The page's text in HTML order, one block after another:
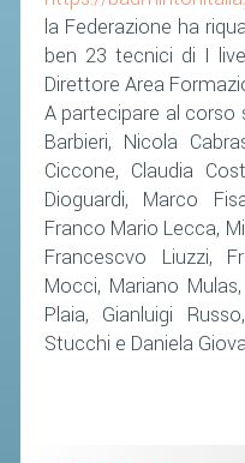
la Federazione ha
ben 23 tecnici di I
Direttore Area
A partecipare al corso
Barbieri, Nicola
Ciccone, Claudia
Dioguardi, Marco
Franco Mario Lecca,
Francescvo Liuzzi,
Mocci, Mariano
Plaia, Gianluigi
Stucchi e Daniela